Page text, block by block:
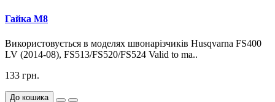
Гайка M8
Використовується в моделях швонарізчиків Husqvarna FS400
LV (2014-08), FS513/FS520/FS524 Valid to ma..
133 грн.
До кошика